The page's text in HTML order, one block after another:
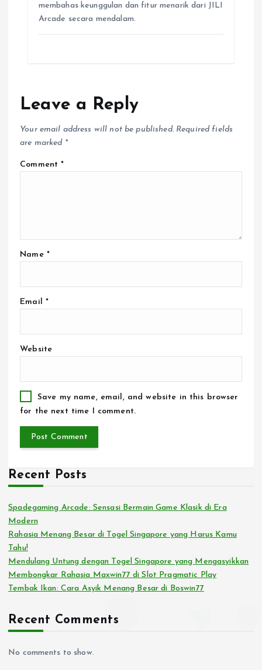
membahas keunggulan dan fitur menarik dari JILI
Arcade secara mendalam.
Leave a Reply
Your email address will not be published. Required fields
are marked *
Comment*
Name *
Email *
Website
Save my name, email, and website in this browser
for the next time I comment.
Recent Posts
Spadegaming Arcade: Sensasi Bermain Game Klasik di Era
Modern
Rahasia Menang Besar di Togel Singapore yang Harus Kamu
Tahu!
Mendulang Untung dengan Togel Singapore yang Mengasyikkan
Membongkar Rahasia Maxwin77 di Slot Pragmatic Play
Tembak Ikan: Cara Asyik Menang Besar di Boswin77
Recent Comments
No comments to show.